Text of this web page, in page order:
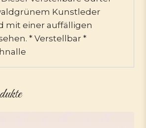
Kunstleder
mit einer auffälligen
* Verstellbar *